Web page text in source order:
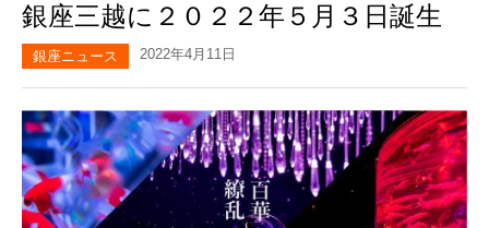
店舗・施設最新情報
マイページ
ブックマーク
銀座三越に２０２２年５月３日誕生
銀座ニュース 2022年4月11日